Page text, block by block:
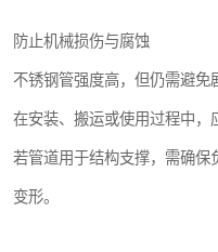
防止机械损伤与腐蚀
不锈钢管强度高，但仍需避免
在安装、搬运或使用过程中，
若管道用于结构支撑，需确保
变形。